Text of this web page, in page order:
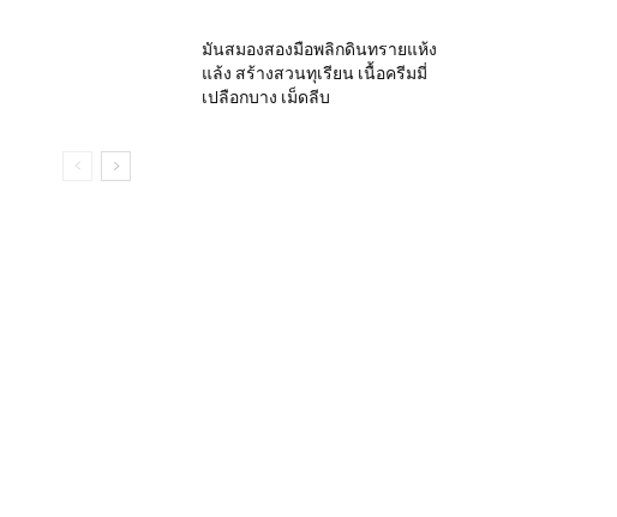
มันสมองสองมือพลิกดินทรายแห้ง
แล้ง สร้างสวนทุเรียน เนื้อครีมมี่
เปลือกบาง เม็ดลีบ